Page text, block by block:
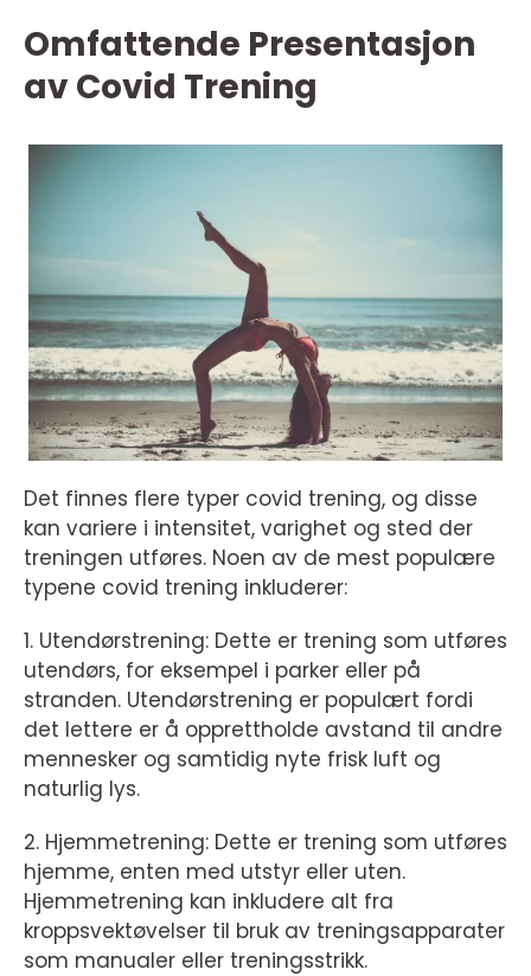
Omfattende Presentasjon
av Covid Trening
Det finnes flere typer covid trening, og disse
kan variere i intensitet, varighet og sted der
treningen utføres. Noen av de mest populære
typene covid trening inkluderer:
1. Utendørstrening: Dette er trening som utføres
utendørs, for eksempel i parker eller på
stranden. Utendørstrening er populært fordi
det lettere er å opprettholde avstand til andre
mennesker og samtidig nyte frisk luft og
naturlig lys.
2. Hjemmetrening: Dette er trening som utføres
hjemme, enten med utstyr eller uten.
Hjemmetrening kan inkludere alt fra
kroppsvektøvelser til bruk av treningsapparater
som manualer eller treningsstrikk.